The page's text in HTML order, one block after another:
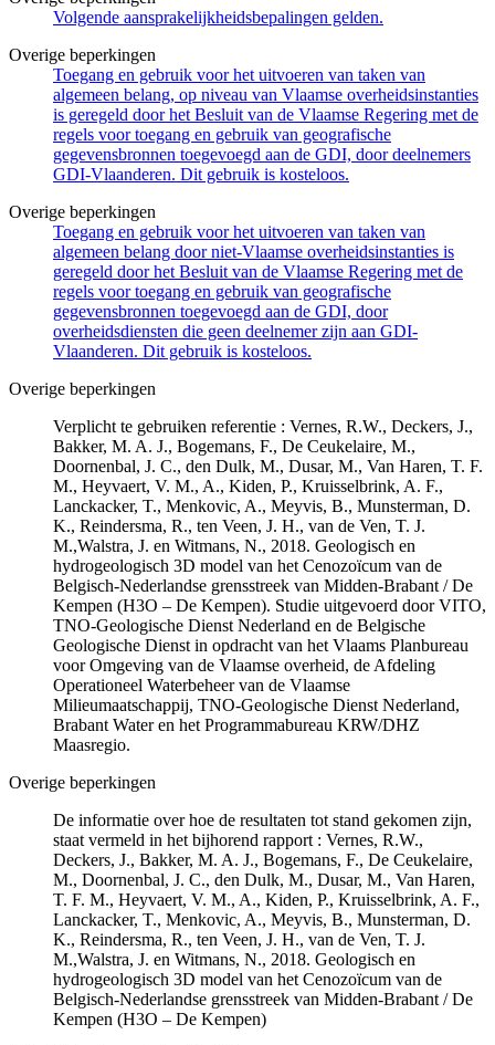
Volgende aansprakelijkheidsbepalingen gelden.
Overige beperkingen
Toegang en gebruik voor het uitvoeren van taken van
algemeen belang, op niveau van Vlaamse overheidsinstanties
is geregeld door het Besluit van de Vlaamse Regering met de
regels voor toegang en gebruik van geografische
gegevensbronnen toegevoegd aan de GDI, door deelnemers
GDI-Vlaanderen. Dit gebruik is kosteloos.
Overige beperkingen
Toegang en gebruik voor het uitvoeren van taken van
algemeen belang door niet-Vlaamse overheidsinstanties is
geregeld door het Besluit van de Vlaamse Regering met de
regels voor toegang en gebruik van geografische
gegevensbronnen toegevoegd aan de GDI, door
overheidsdiensten die geen deelnemer zijn aan GDI-
Vlaanderen. Dit gebruik is kosteloos.
Overige beperkingen
Verplicht te gebruiken referentie : Vernes, R.W., Deckers, J.,
Bakker, M. A. J., Bogemans, F., De Ceukelaire, M.,
Doornenbal, J. C., den Dulk, M., Dusar, M., Van Haren, T. F.
M., Heyvaert, V. M., A., Kiden, P., Kruisselbrink, A. F.,
Lanckacker, T., Menkovic, A., Meyvis, B., Munsterman, D.
K., Reindersma, R., ten Veen, J. H., van de Ven, T. J.
M.,Walstra, J. en Witmans, N., 2018. Geologisch en
hydrogeologisch 3D model van het Cenozoïcum van de
Belgisch-Nederlandse grensstreek van Midden-Brabant / De
Kempen (H3O – De Kempen). Studie uitgevoerd door VITO,
TNO-Geologische Dienst Nederland en de Belgische
Geologische Dienst in opdracht van het Vlaams Planbureau
voor Omgeving van de Vlaamse overheid, de Afdeling
Operationeel Waterbeheer van de Vlaamse
Milieumaatschappij, TNO-Geologische Dienst Nederland,
Brabant Water en het Programmabureau KRW/DHZ
Maasregio.
Overige beperkingen
De informatie over hoe de resultaten tot stand gekomen zijn,
staat vermeld in het bijhorend rapport : Vernes, R.W.,
Deckers, J., Bakker, M. A. J., Bogemans, F., De Ceukelaire,
M., Doornenbal, J. C., den Dulk, M., Dusar, M., Van Haren,
T. F. M., Heyvaert, V. M., A., Kiden, P., Kruisselbrink, A. F.,
Lanckacker, T., Menkovic, A., Meyvis, B., Munsterman, D.
K., Reindersma, R., ten Veen, J. H., van de Ven, T. J.
M.,Walstra, J. en Witmans, N., 2018. Geologisch en
hydrogeologisch 3D model van het Cenozoïcum van de
Belgisch-Nederlandse grensstreek van Midden-Brabant / De
Kempen (H3O – De Kempen)